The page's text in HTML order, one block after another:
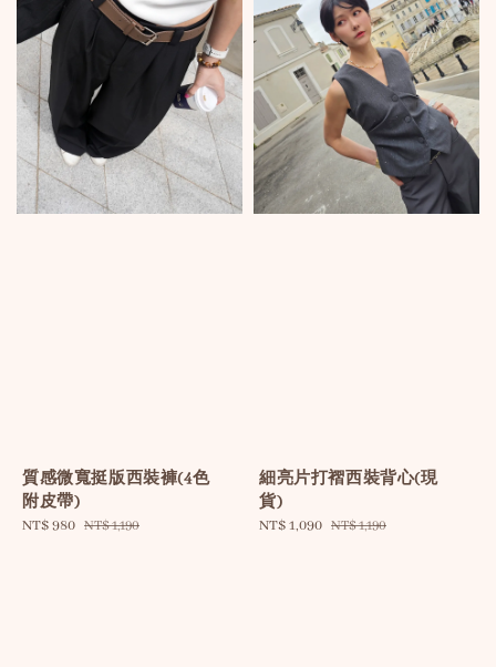
質感微寬挺版西裝褲(4色
附皮帶)
Sale
NT$ 980 Regular
NT$ 1,190
細亮片打褶西裝背心(現
貨)
Sale
NT$ 1,090 Regular
NT$ 1,190